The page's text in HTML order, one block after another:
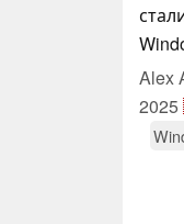
Alex
2025